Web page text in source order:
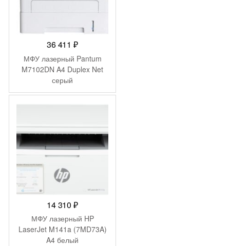
36 411₽
МФУ лазерный Pantum
M7102DN A4 Duplex Net
серый
14 310₽
МФУ лазерный HP
LaserJet M141a (7MD73A)
A4 белый